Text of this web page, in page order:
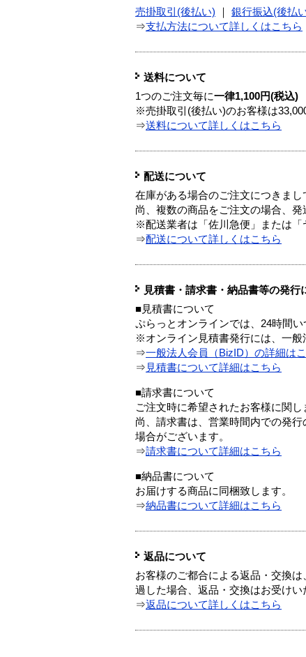
売掛取引(後払い) 銀行振込(後払
⇒支払方法について詳しくはこちら
送料について
1つのご注文毎に一律1,100円(税込)
※売掛取引(後払い)のお客様は
⇒送料について詳しくはこちら
配送について
在庫がある場合のご注文につきま
尚、複数の商品をご注文の場合、
※配送業者は「佐川急便」または
⇒配送について詳しくはこちら
見積書・請求書・納品書等の発行
■見積書について
ぷらっとオンラインでは、24時間
※オンライン見積書発行には、一般
⇒一般法人会員（BizID）の詳細は
⇒ 見積書について詳細はこちら
■請求書について
ご注文時に希望されたお客様に関
尚、請求書は、営業時間内での発
場合がございます。
⇒請求書について詳細はこちら
■納品書について
お届けする商品に同梱致します。
⇒納品書について詳細はこちら
返品について
お客様のご都合による返品・交換
過した場合、返品・交換はお受けい
⇒返品について詳しくはこちら